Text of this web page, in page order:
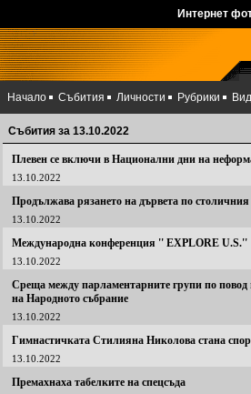
Интернет
Начало Събития Личности Рубрики
Събития за 13.10.2022
Плевен се включи в Национални дни на
13.10.2022
Продължава рязането на дървета по
13.10.2022
Международна конференция '' EXPLORE U.S.''
13.10.2022
Среща между парламентарните групи по повод
на Народното събрание
13.10.2022
Гимнастичката Стилияна Николова стана
13.10.2022
Премахнаха табелките на спецсъда